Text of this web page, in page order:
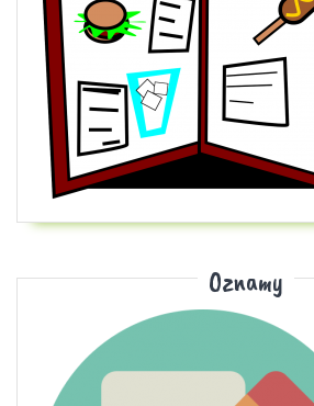
Oznamy